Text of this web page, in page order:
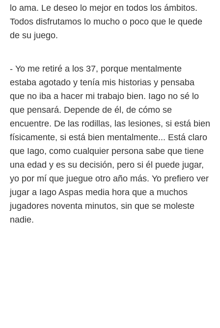
lo ama. Le deseo lo mejor en todos los ámbitos.
Todos disfrutamos lo mucho o poco que le quede
de su juego.
- Yo me retiré a los 37, porque mentalmente
estaba agotado y tenía mis historias y pensaba
que no iba a hacer mi trabajo bien. Iago no sé lo
que pensará. Depende de él, de cómo se
encuentre. De las rodillas, las lesiones, si está bien
físicamente, si está bien mentalmente... Está claro
que Iago, como cualquier persona sabe que tiene
una edad y es su decisión, pero si él puede jugar,
yo por mí que juegue otro año más. Yo prefiero ver
jugar a Iago Aspas media hora que a muchos
jugadores noventa minutos, sin que se moleste
nadie.